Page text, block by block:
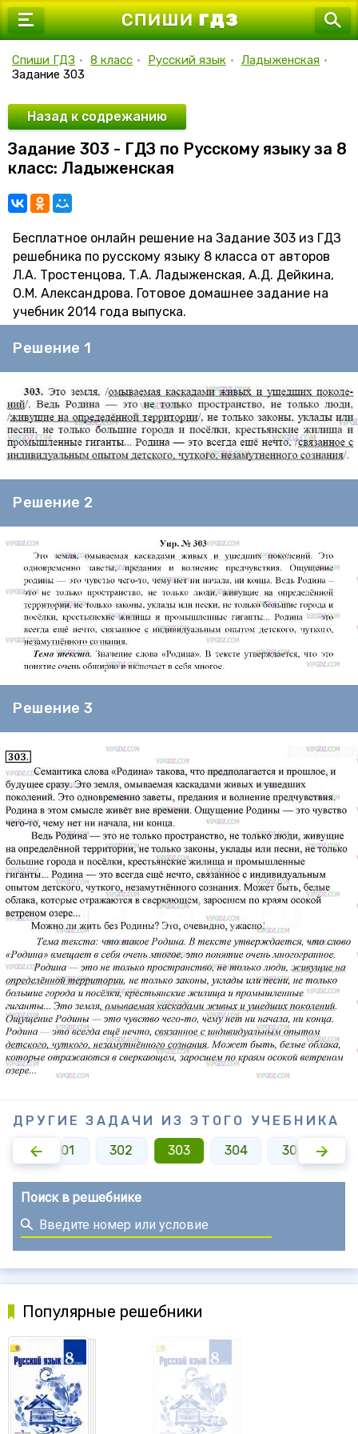
7 класс
9 класс
10 класс
11 класс
Спиши ГДЗ • 8 класс • Русский язык • Ладыженская •
Задание 303
Назад к содрежанию
Задание 303 - ГДЗ по Русскому языку за 8
класс: Ладыженская
Бесплатное онлайн решение на Задание 303 из ГДЗ
решебника по русскому языку 8 класса от авторов
Л.А. Тростенцова, Т.А. Ладыженская, А.Д. Дейкина,
О.М. Александрова. Готовое домашнее задание на
учебник 2014 года выпуска.
Решение 1
Решение 2
Решение 3
ДРУГИЕ ЗАДАЧИ ИЗ ЭТОГО УЧЕБНИКА
301 302 303 304 305
Поиск в решебнике
Популярные решебники